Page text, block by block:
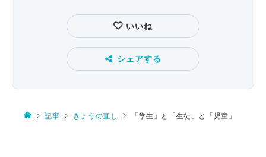
いいね
シェアする
記事 きょうの直し 「学生」と「生徒」と「児童」